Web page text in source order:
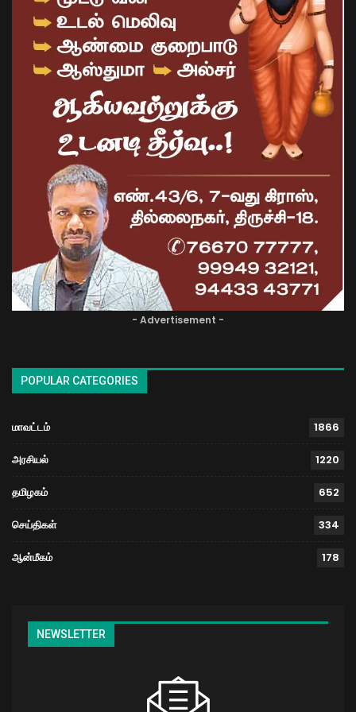
- Advertisement -
POPULAR CATEGORIES
மாவட்டம் 1866
அரசியல் 1220
தமிழகம் 652
செய்திகள் 334
ஆன்மீகம் 178
NEWSLETTER